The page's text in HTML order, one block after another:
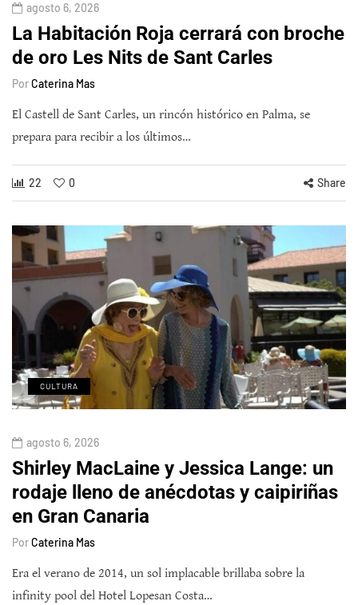
agosto 6, 2026
La Habitación Roja cerrará con broche
de oro Les Nits de Sant Carles
PorCaterina Mas
El Castell de Sant Carles, un rincón histórico en Palma, se
prepara para recibir a los últimos…
22 0 Share
CULTURA
agosto 6, 2026
Shirley MacLaine y Jessica Lange: un
rodaje lleno de anécdotas y caipiriñas
en Gran Canaria
PorCaterina Mas
Era el verano de 2014, un sol implacable brillaba sobre la
infinity pool del Hotel Lopesan Costa…